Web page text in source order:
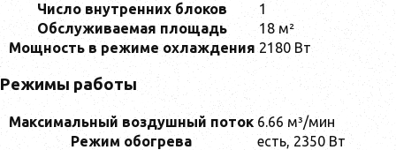
Число внутренних блоков
1
Обслуживаемая площадь
18 м²
Мощность в режиме охлаждения 2180 Вт
Режимы работы
Максимальный воздушный поток 6.66 м³/мин
Режим обогрева
есть, 2350 Вт